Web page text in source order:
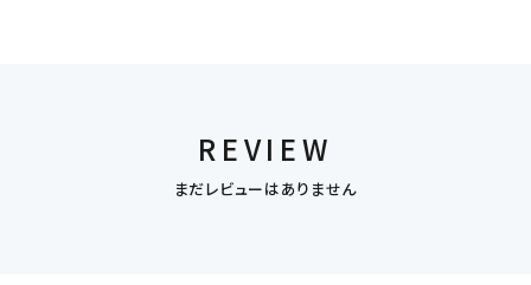
REVIEW
まだレビューはありません